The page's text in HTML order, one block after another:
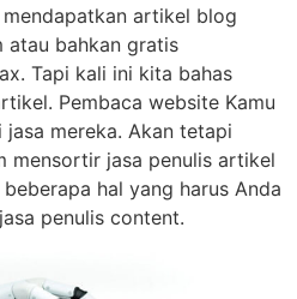
artikel blog
atau bahkan gratis
Tapi kali ini kita bahas
Pembaca website Kamu
mereka. Akan tetapi
mensortir jasa penulis artikel
hal yang harus Anda
penulis content.